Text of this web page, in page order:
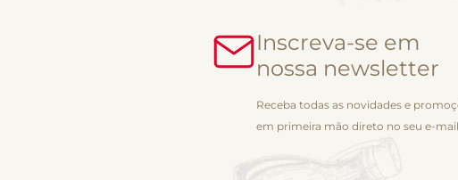
Inscreva-se em
nossa newsletter
Receba todas as novidades e
em primeira mão direto no seu e-mail